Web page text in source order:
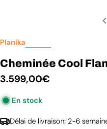
Planika
Cheminée Cool
Prix
régulier
3.599,00€
En stock
Délai de livraison: 2-6